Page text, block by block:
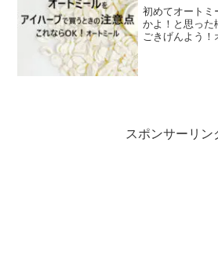
の違い
初めてオートミ
かよ！と思った
ごきげんよう！
スポンサーリン